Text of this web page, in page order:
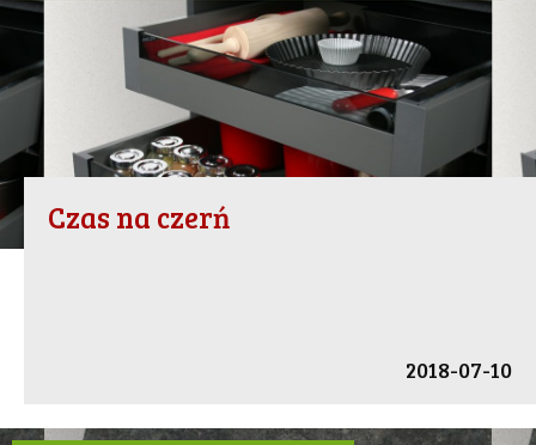
Czas na czerń
2018-07-10